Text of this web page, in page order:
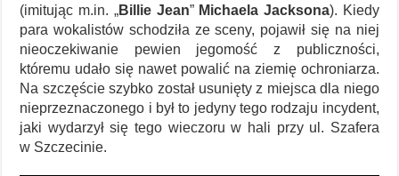
(imitując m.in. „Billie Jean” Michaela Jacksona). Kiedy
para wokalistów schodziła ze sceny, pojawił się na niej
nieoczekiwanie pewien jegomość z publiczności,
któremu udało się nawet powalić na ziemię ochroniarza.
Na szczęście szybko został usunięty z miejsca dla niego
nieprzeznaczonego i był to jedyny tego rodzaju incydent,
jaki wydarzył się tego wieczoru w hali przy ul. Szafera
w Szczecinie.